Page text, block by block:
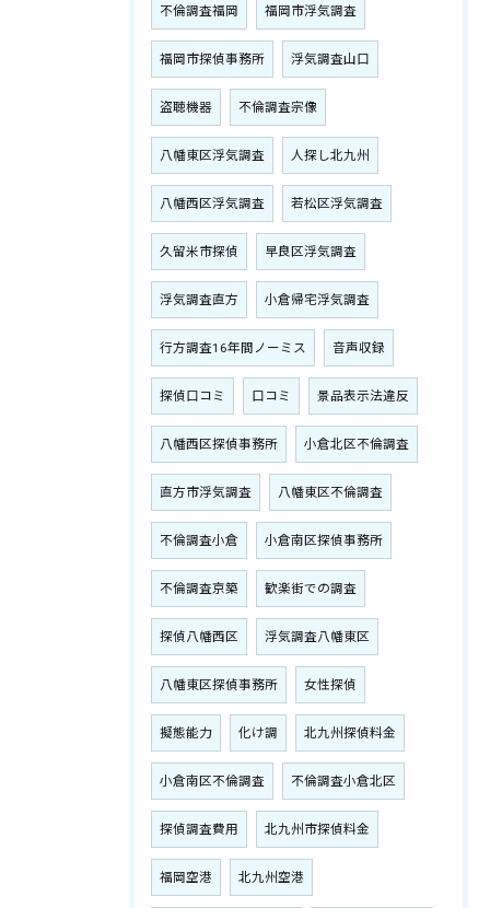
不倫調査福岡 福岡市浮気調査
福岡市探偵事務所 浮気調査山口
盗聴機器 不倫調査宗像
八幡東区浮気調査 人探し北九州
八幡西区浮気調査 若松区浮気調査
久留米市探偵 早良区浮気調査
浮気調査直方 小倉帰宅浮気調査
行方調査16年間ノーミス 音声収録
探偵口コミ 口コミ 景品表示法違反
八幡西区探偵事務所 小倉北区不倫調査
直方市浮気調査 八幡東区不倫調査
不倫調査小倉 小倉南区探偵事務所
不倫調査京築 歓楽街での調査
探偵八幡西区 浮気調査八幡東区
八幡東区探偵事務所 女性探偵
擬態能力 化け調 北九州探偵料金
小倉南区不倫調査 不倫調査小倉北区
探偵調査費用 北九州市探偵料金
福岡空港 北九州空港